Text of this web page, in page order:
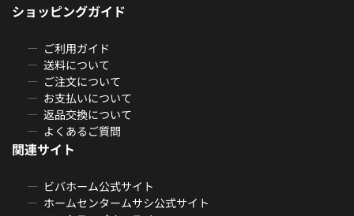
ショッピングガイド
ご利用ガイド
送料について
ご注文について
お支払いについて
返品交換について
よくあるご質問
関連サイト
ビバホーム公式サイト
ホームセンタームサシ公式サイト